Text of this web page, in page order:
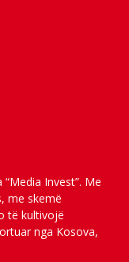
Invest”. Me
me skemë
të kultivojë
nga Kosova,